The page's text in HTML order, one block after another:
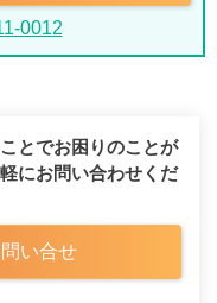
0012
とでお困りのことが
にお問い合わせくだ
い合せ